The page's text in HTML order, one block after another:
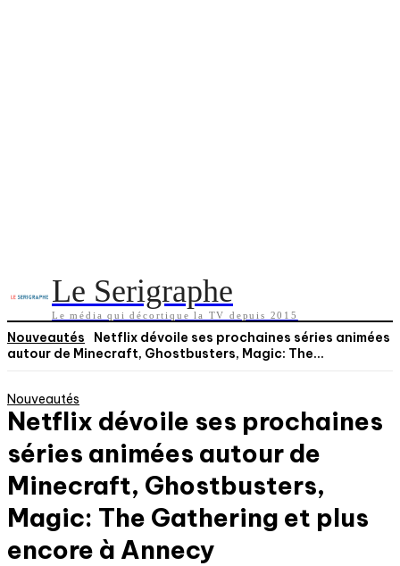
Le Serigraphe
Le média qui décortique la TV depuis 2015
Nouveautés
Netflix dévoile ses prochaines séries animées
autour de Minecraft, Ghostbusters, Magic: The...
Nouveautés
Netflix dévoile ses prochaines
séries animées autour de
Minecraft, Ghostbusters,
Magic: The Gathering et plus
encore à Annecy